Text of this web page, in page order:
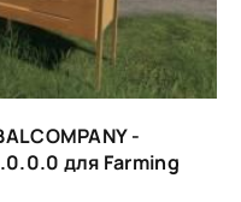
-
для Farming